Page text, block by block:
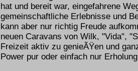
hat und bereit war, eingefahrene
gemeinschaftliche Erlebnisse und
kann aber nur richtig Freude
neuen Caravans von Wilk, "Vida",
Freizeit aktiv zu genieÃŸen und
Power pur oder einfach nur